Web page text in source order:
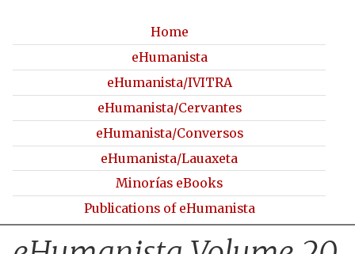
M
a
i
u
Home
eHumanista
eHumanista/IVITRA
eHumanista/Cervantes
eHumanista/Conversos
eHumanista/Lauaxeta
Minorías eBooks
Publications of eHumanista
c
h
f
o
r
m